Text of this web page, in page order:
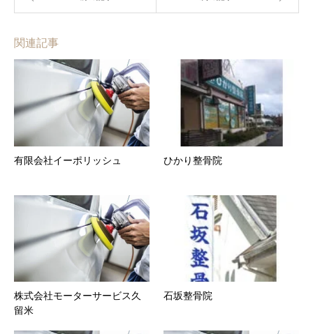
関連記事
有限会社イーポリッシュ ひかり整骨院
株式会社モーターサービス久
留米
石坂整骨院